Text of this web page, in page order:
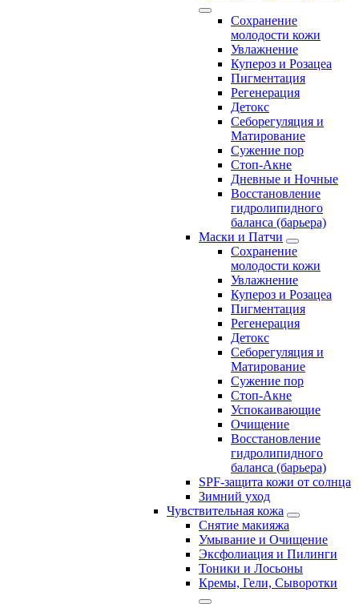
Сохранение
молодости кожи
Увлажнение
Купероз и Розацеа
Пигментация
Регенерация
Детокс
Себорегуляция и
Матирование
Сужение пор
Стоп-Акне
Дневные и Ночные
Восстановление
гидролипидного
баланса (барьера)
Маски и Патчи
Сохранение
молодости кожи
Увлажнение
Купероз и Розацеа
Пигментация
Регенерация
Детокс
Себорегуляция и
Матирование
Сужение пор
Стоп-Акне
Успокаивающие
Очищение
Восстановление
гидролипидного
баланса (барьера)
SPF-защита кожи от солнца
Зимний уход
Чувствительная кожа
Снятие макияжа
Умывание и Очищение
Эксфолиация и Пилинги
Тоники и Лосьоны
Кремы, Гели, Сыворотки